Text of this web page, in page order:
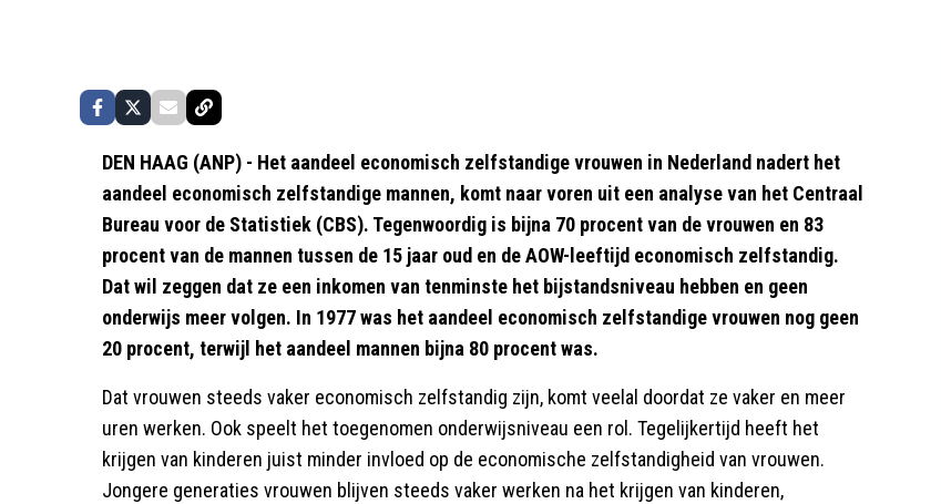
DEN HAAG (ANP) - Het aandeel economisch zelfstandige vrouwen in Nederland nadert het
aandeel economisch zelfstandige mannen, komt naar voren uit een analyse van het Centraal
Bureau voor de Statistiek (CBS). Tegenwoordig is bijna 70 procent van de vrouwen en 83
procent van de mannen tussen de 15 jaar oud en de AOW-leeftijd economisch zelfstandig.
Dat wil zeggen dat ze een inkomen van tenminste het bijstandsniveau hebben en geen
onderwijs meer volgen. In 1977 was het aandeel economisch zelfstandige vrouwen nog geen
20 procent, terwijl het aandeel mannen bijna 80 procent was.
Dat vrouwen steeds vaker economisch zelfstandig zijn, komt veelal doordat ze vaker en meer
uren werken. Ook speelt het toegenomen onderwijsniveau een rol. Tegelijkertijd heeft het
krijgen van kinderen juist minder invloed op de economische zelfstandigheid van vrouwen.
Jongere generaties vrouwen blijven steeds vaker werken na het krijgen van kinderen,